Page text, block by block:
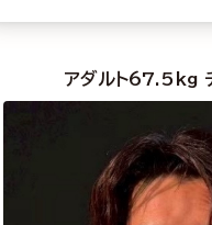
アダルト67.5kg